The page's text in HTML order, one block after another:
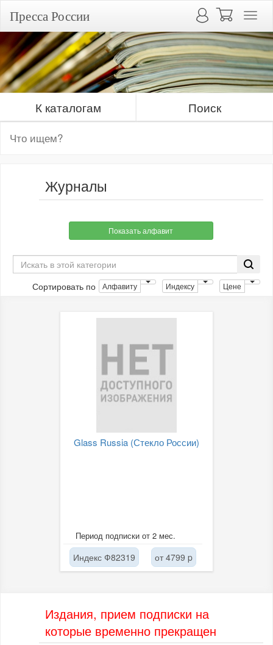
Пресса России
К каталогам Поиск
Журналы
Показать алфавит
Сортировать по Алфавиту Индексу Цене
Glass Russia (Стекло России)
Период подписки от 2 мес.
Индекс Ф82319 от 4799 p
Издания, прием подписки на
которые временно прекращен